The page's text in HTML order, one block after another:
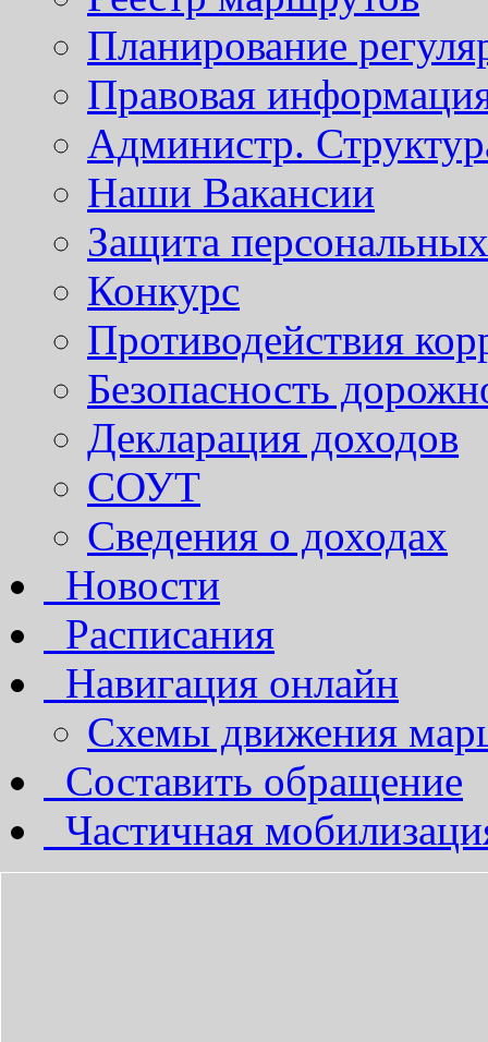
Планирование
Правовая
Администр.
Наши Вакансии
Защита
Конкурс
Противодействия
Безопасность
Декларация доходов
СОУТ
Сведения о доходах
Новости
Расписания
Навигация онлайн
Схемы движения
Составить обращение
Частичная